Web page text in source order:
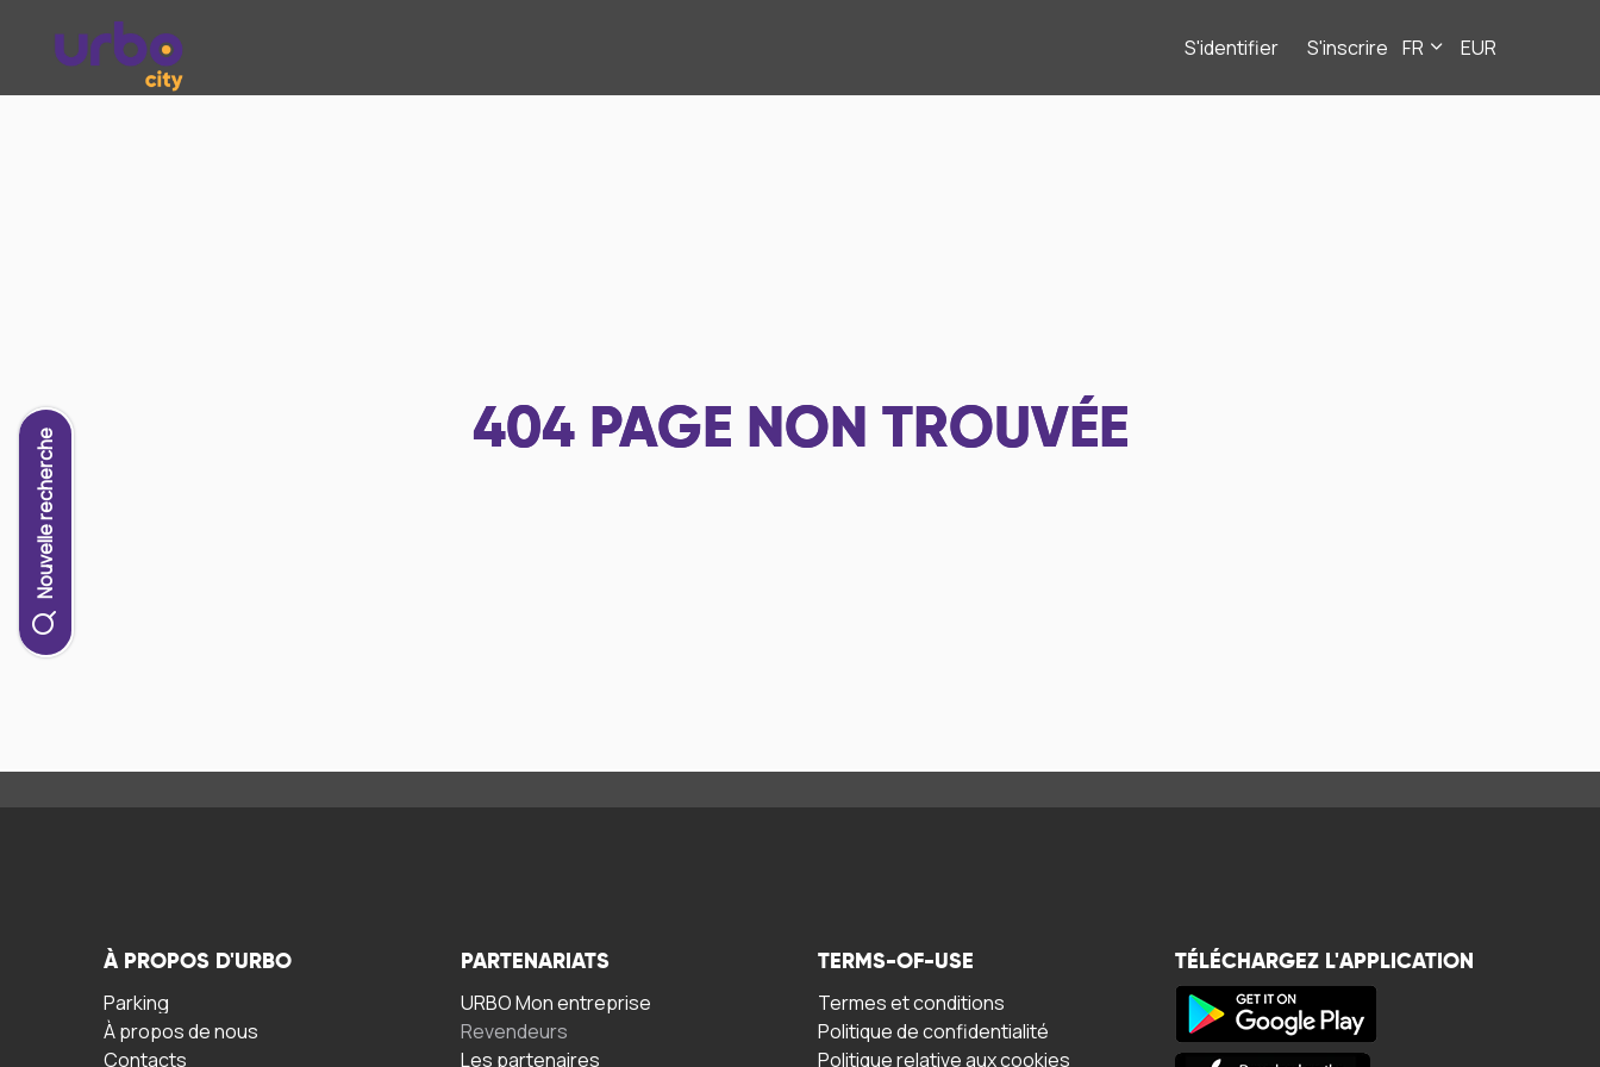
S'identifier S'inscrire FR EUR
Nouvelle recherche 404 PAGE NON TROUVÉE
À PROPOS D'URBO
Parking
À propos de nous
Contacts
PARTENARIATS
URBO Mon entreprise
Revendeurs
Les partenaires
TERMS-OF-USE
Termes et conditions
Politique de confidentialité
Politique relative aux cookies
TÉLÉCHARGEZ L'APPLICATION